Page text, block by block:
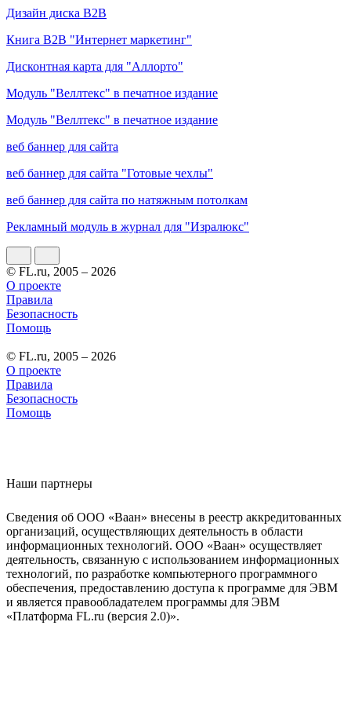
Дизайн диска B2B
Книга B2B "Интернет маркетинг"
Дисконтная карта для "Аллорто"
Модуль "Веллтекс" в печатное издание
Модуль "Веллтекс" в печатное издание
веб баннер для сайта
веб баннер для сайта "Готовые чехлы"
веб баннер для сайта по натяжным потолкам
Рекламный модуль в журнал для "Изралюкс"
© FL.ru, 2005 – 2026
О проекте
Правила
Безопасность
Помощь
© FL.ru, 2005 – 2026
О проекте
Правила
Безопасность
Помощь
Наши партнеры
Сведения об ООО «Ваан» внесены в реестр аккредитованных
организаций, осуществляющих деятельность в области
информационных технологий. ООО «Ваан» осуществляет
деятельность, связанную с использованием информационных
технологий, по разработке компьютерного программного
обеспечения, предоставлению доступа к программе для ЭВМ
и является правообладателем программы для ЭВМ
«Платформа FL.ru (версия 2.0)».